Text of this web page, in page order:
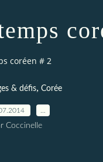
coréen # 2
& défis, Corée
Coccinelle